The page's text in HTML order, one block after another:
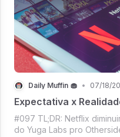
Daily Muffin 🧁 • 07/18/
Expectativa x
#097 TL;DR: Netflix diminuindo expectativa, O open house
do Yuga Labs pro